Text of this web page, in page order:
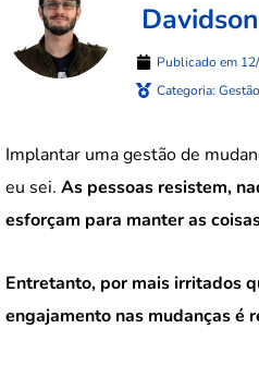
Publicado em
Categoria:
Implantar uma gestão de
eu sei. As pessoas resistem,
esforçam para manter as
Entretanto, por mais irritados
engajamento nas mudanças é